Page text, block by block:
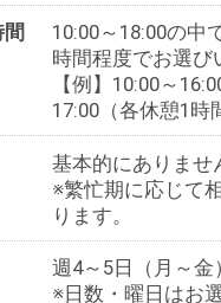
即日～長期
※お盆明け・9月開始のご相談も可
能です。
時給1,800円 （交通費500円 / 日ま
で支給）
【必須】損害保険会社での就業経
【必須】Excel（関数壊さずに入
成・関数設定